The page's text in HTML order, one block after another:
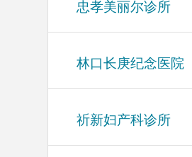
忠孝美丽尔诊所
林口长庚纪念医院
祈新妇产科诊所